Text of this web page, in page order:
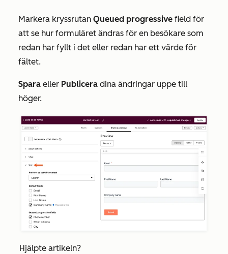
Markera kryssrutan Queued progressive field för
att se hur formuläret ändras för en besökare som
redan har fyllt i det eller redan har ett värde för
fältet.
Spara eller Publicera dina ändringar uppe till
höger.
Hjälpte artikeln?